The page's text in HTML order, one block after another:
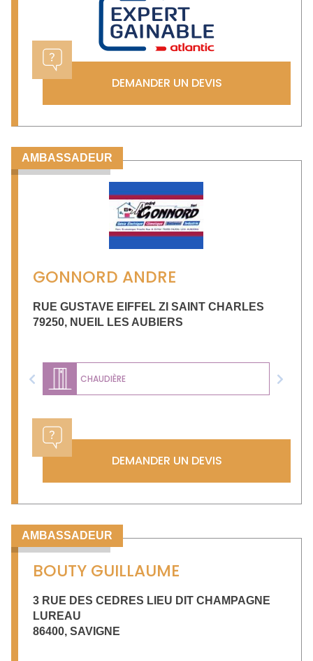
DEMANDER UN DEVIS
AMBASSADEUR
GONNORD ANDRE
RUE GUSTAVE EIFFEL ZI SAINT CHARLES
79250, NUEIL LES AUBIERS
CHAUDIÈRE
Previous Next
DEMANDER UN DEVIS
AMBASSADEUR
BOUTY GUILLAUME
3 RUE DES CEDRES LIEU DIT CHAMPAGNE
LUREAU
86400, SAVIGNE